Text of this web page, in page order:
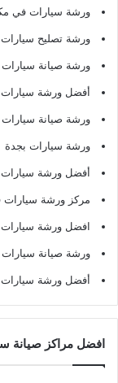
ورشة سيارات في
ورشة تصليح
ورشة صيانة
أفضل ورشة
ورشة صيانة
ورشة سيارات بجدة
أفضل ورشة
مركز ورشة
افضل ورشة سيارات
ورشة صيانة
أفضل ورشة
افضل مراكز صيانة